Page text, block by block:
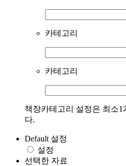
카테고리
카테고리
책장카테고리 설정은 최소1
다.
Default 설정
설정
선택한 자료